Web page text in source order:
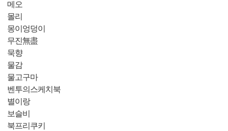
메오
몰리
몽이엉덩이
무진無盡
묵향
물감
물고구마
벤투의스케치북
별이랑
보슬비
북프리쿠키